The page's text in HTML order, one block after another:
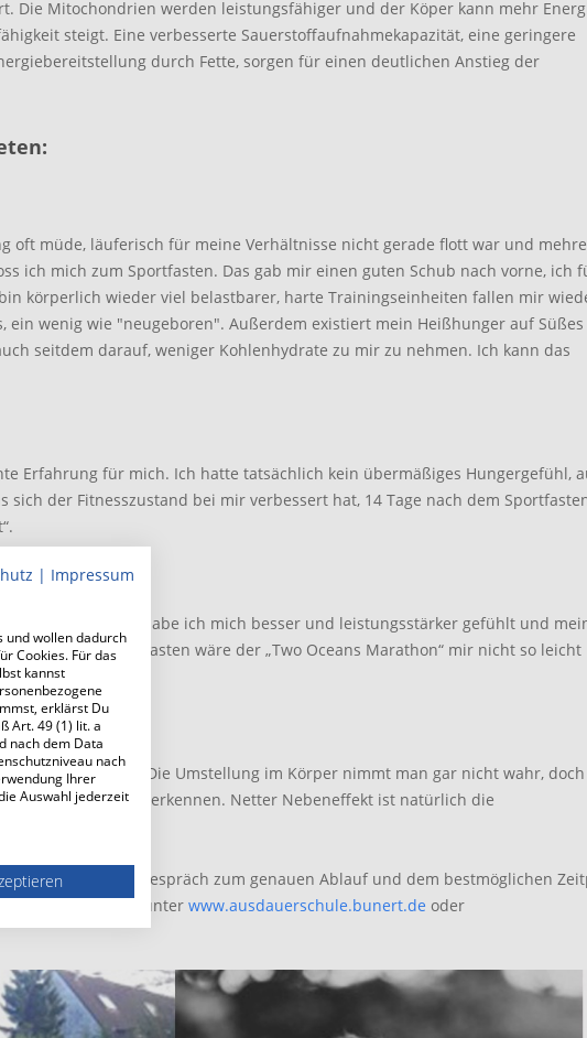
Die Mitochondrien werden leistungsfähiger und der Köper kann mehr
steigt. Eine verbesserte Sauerstoffaufnahmekapazität, eine geringere
durch Fette, sorgen für einen deutlichen Anstieg der
oft müde, läuferisch für meine Verhältnisse nicht gerade flott war und
ich mich zum Sportfasten. Das gab mir einen guten Schub nach vorne, ich
körperlich wieder viel belastbarer, harte Trainingseinheiten fallen mir
wenig wie "neugeboren". Außerdem existiert mein Heißhunger auf Süßes
seitdem darauf, weniger Kohlenhydrate zu mir zu nehmen. Ich kann das
Erfahrung für mich. Ich hatte tatsächlich kein übermäßiges Hungergefühl,
sich der Fitnesszustand bei mir verbessert hat, 14 Tage nach dem
Danach habe ich mich besser und leistungsstärker gefühlt und
Ohne das Sportfasten wäre der „Two Oceans Marathon“ mir nicht so leicht
fitter und vitaler! Die Umstellung im Körper nimmt man gar nicht wahr,
Verbesserung erkennen. Netter Nebeneffekt ist natürlich die
ein Informationsgespräch zum genauen Ablauf und dem bestmöglichen
per Mail bei uns unter www.ausdauerschule.bunert.de oder
| Impressum
und wollen dadurch
Cookies. Für das
kannst
erklärst Du
Art. 49 (1) lit. a
nach dem Data
nach
Ihrer
Auswahl jederzeit